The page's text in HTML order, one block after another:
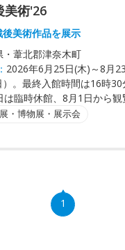
術'26
美術作品を展示
・葦北郡津奈木町
2026年6月25日(木)～8月
）。最終入館時間は16時
は臨時休館、8月1日から
・博物展・展示会
1